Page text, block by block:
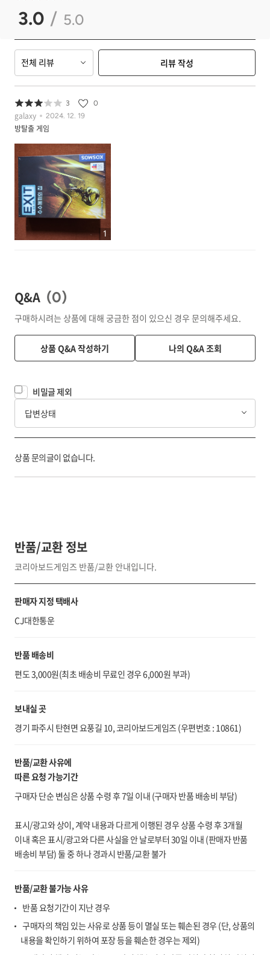
3.0 / 5.0
전체 리뷰 리뷰 작성
3 0
galaxy 2024. 12. 19
방탈출 게임
1
Q&A (0)
구매하시려는 상품에 대해 궁금한 점이 있으신 경우 문의해주세요.
상품 Q&A 작성하기 나의 Q&A 조회
비밀글 제외
답변상태
상품 문의글이 없습니다.
반품/교환 정보
코리아보드게임즈 반품/교환 안내입니다.
판매자 지정 택배사
CJ대한통운
반품 배송비
편도 3,000원(최초 배송비 무료인 경우 6,000원 부과)
보내실 곳
경기 파주시 탄현면 요풍길 10, 코리아보드게임즈 (우편번호 : 10861)
반품/교환 사유에
따른 요청 가능기간
구매자 단순 변심은 상품 수령 후 7일 이내 (구매자 반품 배송비 부담)
표시/광고와 상이, 계약 내용과 다르게 이행된 경우 상품 수령 후 3개월
이내 혹은 표시/광고와 다른 사실을 안 날로부터 30일 이내 (판매자 반품
배송비 부담) 둘 중 하나 경과시 반품/교환 불가
반품/교환 불가능 사유
반품 요청기간이 지난 경우
구매자의 책임 있는 사유로 상품 등이 멸실 또는 훼손된 경우 (단, 상품의
내용을 확인하기 위하여 포장 등을 훼손한 경우는 제외)